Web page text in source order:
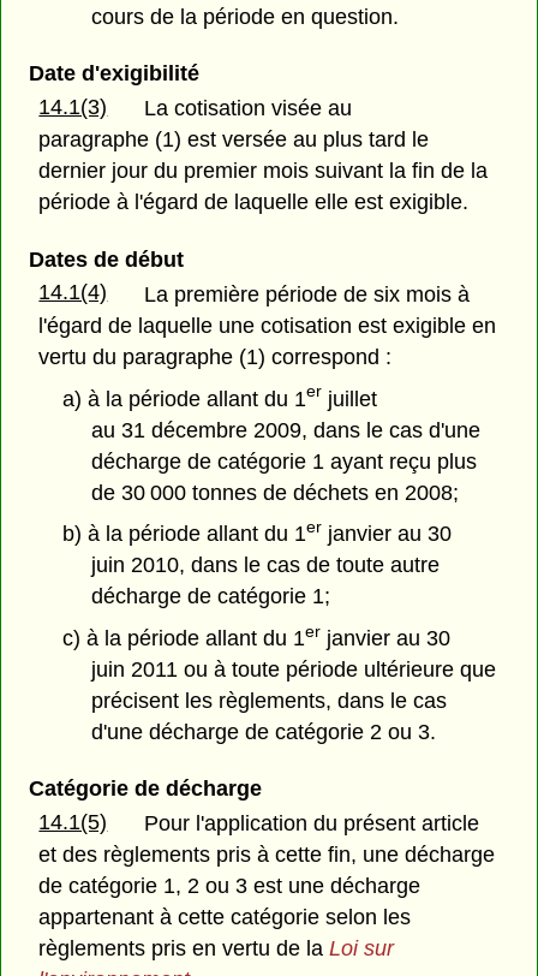
cours de la période en question.
Date d'exigibilité
14.1(3)
La cotisation visée au
paragraphe (1) est versée au plus tard le
dernier jour du premier mois suivant la fin de la
période à l'égard de laquelle elle est exigible.
Dates de début
14.1(4)
La première période de six mois à
l'égard de laquelle une cotisation est exigible en
vertu du paragraphe (1) correspond :
a) à la période allant du 1er juillet
au 31 décembre 2009, dans le cas d'une
décharge de catégorie 1 ayant reçu plus
de 30 000 tonnes de déchets en 2008;
b) à la période allant du 1er janvier au 30
juin 2010, dans le cas de toute autre
décharge de catégorie 1;
c) à la période allant du 1er janvier au 30
juin 2011 ou à toute période ultérieure que
précisent les règlements, dans le cas
d'une décharge de catégorie 2 ou 3.
Catégorie de décharge
14.1(5)
Pour l'application du présent article
et des règlements pris à cette fin, une décharge
de catégorie 1, 2 ou 3 est une décharge
appartenant à cette catégorie selon les
règlements pris en vertu de laLoi sur